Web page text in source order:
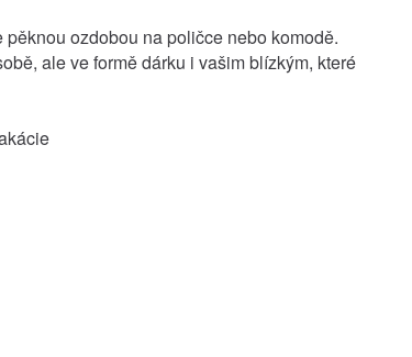
pěknou ozdobou na poličce nebo komodě.
ale ve formě dárku i vašim blízkým, které